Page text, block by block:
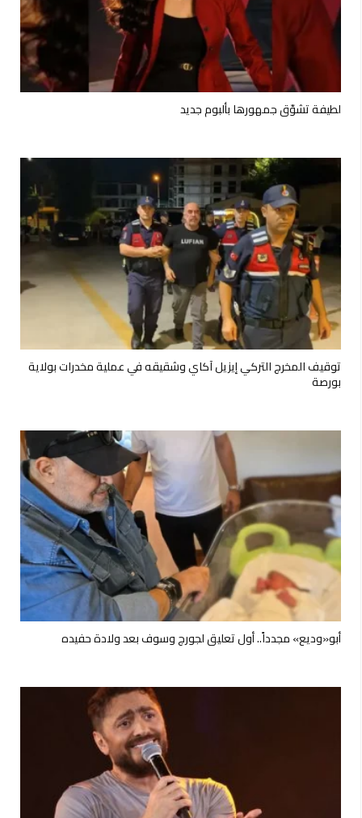
لطيفة تشوّق جمهورها بألبوم جديد
توقيف المخرج التركي إيزيل آكاي وشقيقه في عملية مخدرات بولاية
بورصة
أبو«وديع» مجدداً.. أول تعليق لجورج وسوف بعد ولادة حفيده